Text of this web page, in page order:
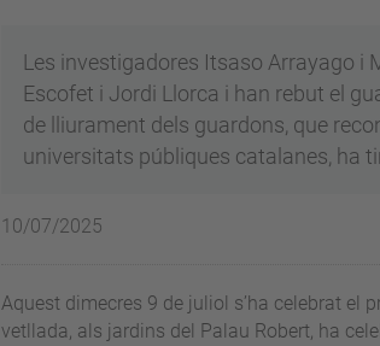
Les investigadores Itsaso Arrayago i
Escofet i Jordi Llorca i han rebut el
de lliurament dels guardons, que
universitats públiques catalanes, ha
10/07/2025
Aquest dimecres 9 de juliol s’ha celebrat el
vetllada, als jardins del Palau Robert, ha